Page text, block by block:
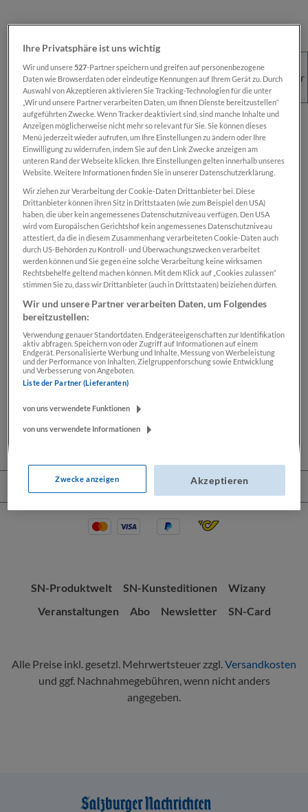
Regulärer Preis:
€ 100,00
Preise inkl. MwSt. zzgl. Versandkosten
Sofort verfügbar, Lieferzeit: 1-2 Wochen
Das Produkt is nur für registrierteSN-Card-
Inhaber:innen verfügbar.
Zum Merkzettel hinzufügen
Beschreibung
Lassen Sie sich Ihre Wochenendkarikatur von Thomas
Thomas Wizany exklusiv…Mehr
Service-Hotline
SN-Produktwelt SN-Kunsteditionen
Wizany
Veranstaltungen
Abo Newsletter SN-Card
Alle Preise inkl. gesetzl. Mehrwertsteuer zzgl.Versandkosten
und ggf. Nachnahmegebühren, wenn nicht anders
angegeben.
Ihre Privatsphäre ist uns wichtig
Wir und unsere527-Partner speichern und greifen auf personenbezogene
Daten wie Browserdaten oder eindeutige Kennungen auf Ihrem Gerät zu. Durch
Auswahl von Akzeptieren aktivieren Sie Tracking-Technologien für die unter
„Wir und unsere Partner verarbeiten Daten, um Ihnen Dienste bereitzustellen“
aufgeführten Zwecke. Wenn Tracker deaktiviert sind, sind manche Inhalte und
Anzeigen möglicherweise nicht mehr so relevant für Sie. Sie können dieses
Menü jederzeit wieder aufrufen, um Ihre Einstellungen zu ändern oder Ihre
Einwilligung zu widerrufen, indem Sie auf den Link Zwecke anzeigen am
unteren Rand der Webseite klicken. Ihre Einstellungen gelten innerhalb unseres
Website. Weitere Informationen finden Sie in unserer Datenschutzerklärung.
Wir ziehen zur Verarbeitung der Cookie-Daten Drittanbieter bei. Diese
Drittanbieter können ihren Sitz in Drittstaaten (wie zum Beispiel den USA)
haben, die über kein angemessenes Datenschutzniveau verfügen. Den USA
wird vom Europäischen Gerichtshof kein angemessenes Datenschutzniveau
attestiert, da die in diesem Zusammenhang verarbeiteten Cookie-Daten auch
durch US-Behörden zu Kontroll- und Überwachungszwecken verarbeitet
werden können und Sie gegen eine solche Verarbeitung keine wirksamen
Rechtsbehelfe geltend machen können. Mit dem Klick auf „Cookies zulassen“
stimmen Sie zu, dass wir Drittanbieter (auch in Drittstaaten) beiziehen dürfen.
Wir und unsere Partner verarbeiten Daten, um Folgendes
bereitzustellen:
Verwendung genauer Standortdaten. Endgeräteeigenschaften zur Identifikation
aktiv abfragen. Speichern von oder Zugriff auf Informationen auf einem
Endgerät. Personalisierte Werbung und Inhalte, Messung von Werbeleistung
und der Performance von Inhalten, Zielgruppenforschung sowie Entwicklung
und Verbesserung von Angeboten.
Liste der Partner (Lieferanten)
von uns verwendete Funktionen
von uns verwendete Informationen
Zwecke anzeigen Akzeptieren